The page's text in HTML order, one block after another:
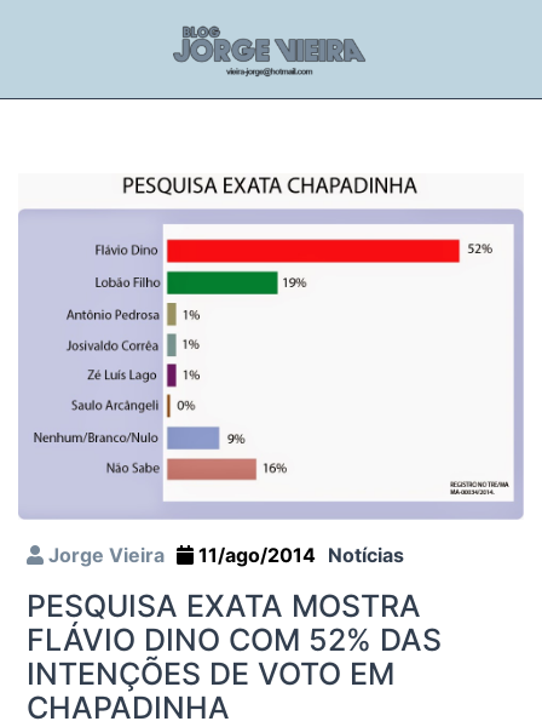
Jorge Vieira 11/ago/2014 Notícias
PESQUISA EXATA MOSTRA
FLÁVIO DINO COM 52% DAS
INTENÇÕES DE VOTO EM
CHAPADINHA